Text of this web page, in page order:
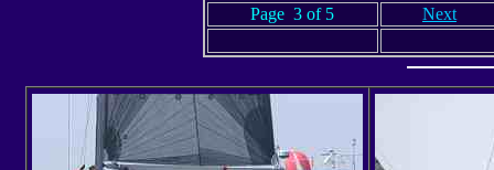
Page 3 of 5 Next